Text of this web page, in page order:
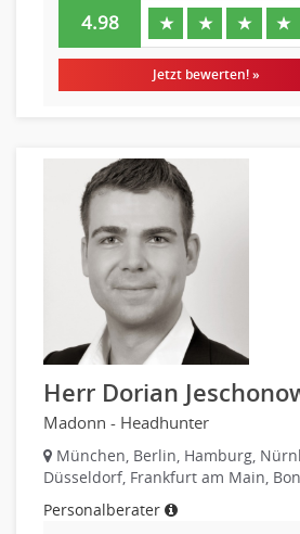
Anlageberatung, Vermögensberatung
Asset-/Fonds-Management
Firmenkundengeschäft
Investment-Banking
Kreditanalyse
Banken, Finanzdienstleister und
Teamleitung
Mergers & Acquisitions
Privatkundengeschäft
Versicherung: Sachbearbeitung
Ausbilder
4.98 ★ ★ ★ ★
Jetzt bewerten! »
Herr Dorian
Madonn - Headhunter
München, Berlin, Hamburg,
Düsseldorf, Frankfurt am Main,
Personalberater